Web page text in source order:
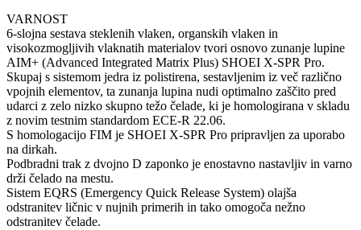
VARNOST
6-slojna sestava steklenih vlaken, organskih vlaken in
visokozmogljivih vlaknatih materialov tvori osnovo zunanje lupine
AIM+ (Advanced Integrated Matrix Plus) SHOEI X-SPR Pro.
Skupaj s sistemom jedra iz polistirena, sestavljenim iz več različno
vpojnih elementov, ta zunanja lupina nudi optimalno zaščito pred
udarci z zelo nizko skupno težo čelade, ki je homologirana v skladu
z novim testnim standardom ECE-R 22.06.
S homologacijo FIM je SHOEI X-SPR Pro pripravljen za uporabo
na dirkah.
Podbradni trak z dvojno D zaponko je enostavno nastavljiv in varno
drži čelado na mestu.
Sistem EQRS (Emergency Quick Release System) olajša
odstranitev ličnic v nujnih primerih in tako omogoča nežno
odstranitev čelade.